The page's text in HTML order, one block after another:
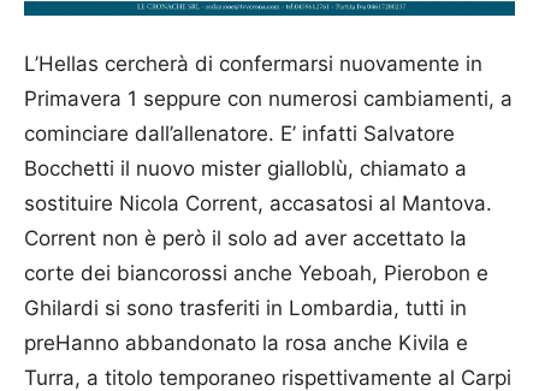
L’Hellas cercherà di confermarsi nuovamente in
Primavera 1 seppure con numerosi cambiamenti, a
cominciare dall’allenatore. E’ infatti Salvatore
Bocchetti il nuovo mister gialloblù, chiamato a
sostituire Nicola Corrent, accasatosi al Mantova.
Corrent non è però il solo ad aver accettato la
corte dei biancorossi anche Yeboah, Pierobon e
Ghilardi si sono trasferiti in Lombardia, tutti in
preHanno abbandonato la rosa anche Kivila e
Turra, a titolo temporaneo rispettivamente al Carpi